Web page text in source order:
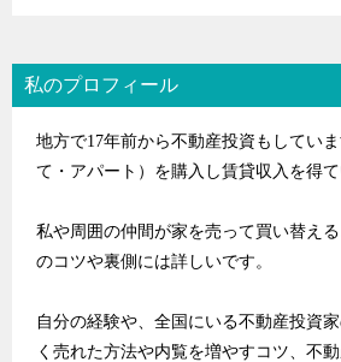
私のプロフィール
地方で17年前から不動産投資もしてい
て・アパート）を購入し賃貸収入を得て
私や周囲の仲間が家を売って買い替え
のコツや裏側には詳しいです。
自分の経験や、全国にいる不動産投資
く売れた方法や内覧を増やすコツ、不